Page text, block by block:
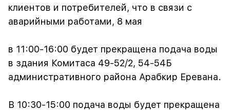
клиентов и потребителей, что в связи с
аварийными работами, 8 мая
в 11:00-16:00 будет прекращена подача воды
в здания Комитаса 49-52/2, 54-54Б
административного района Арабкир Еревана.
В 10:30-15:00 подача воды будет прекращена